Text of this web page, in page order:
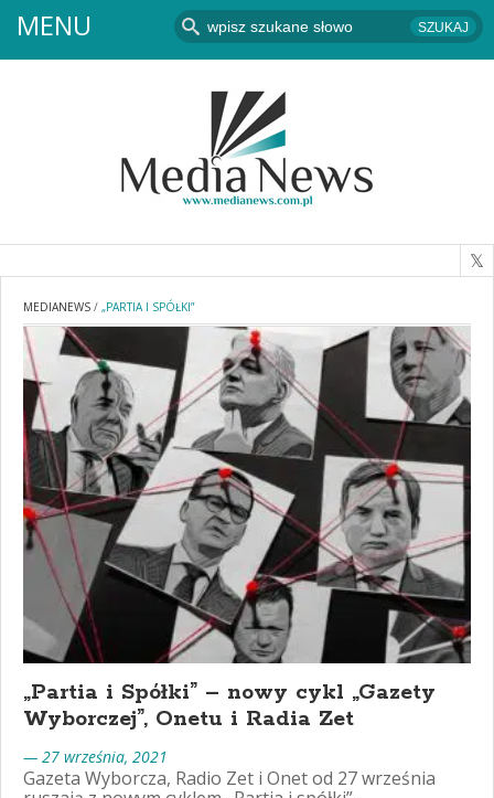
MENU
MEDIANEWS / „PARTIA I SPÓŁKI”
„Partia i Spółki” – nowy cykl „Gazety
Wyborczej”, Onetu i Radia Zet
— 27 września, 2021
Gazeta Wyborcza, Radio Zet i Onet od 27 września